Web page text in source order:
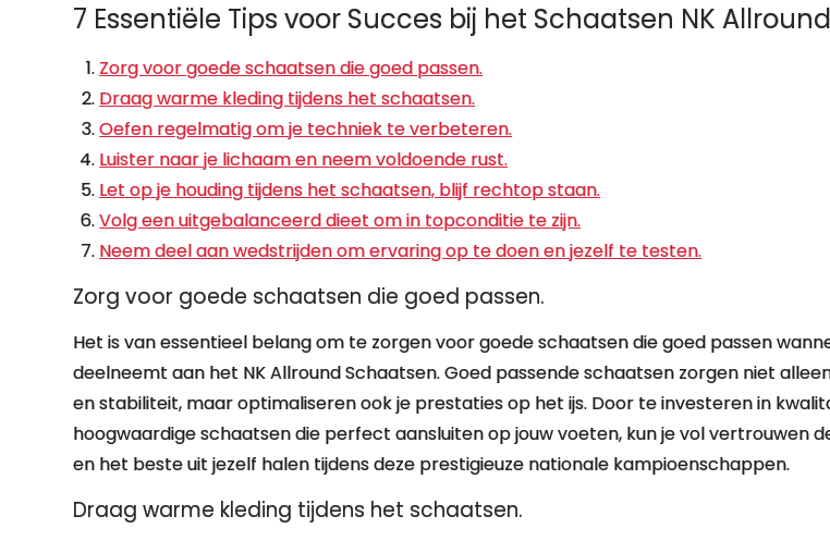
7 Essentiële Tips voor Succes bij het Schaatsen NK Allround
Zorg voor goede schaatsen die goed passen.
Draag warme kleding tijdens het schaatsen.
Oefen regelmatig om je techniek te verbeteren.
Luister naar je lichaam en neem voldoende rust.
Let op je houding tijdens het schaatsen, blijf rechtop staan.
Volg een uitgebalanceerd dieet om in topconditie te zijn.
Neem deel aan wedstrijden om ervaring op te doen en jezelf te testen.
Zorg voor goede schaatsen die goed passen.
Het is van essentieel belang om te zorgen voor goede schaatsen die goed passen
deelneemt aan het NK Allround Schaatsen. Goed passende schaatsen zorgen niet
en stabiliteit, maar optimaliseren ook je prestaties op het ijs. Door te investeren in
hoogwaardige schaatsen die perfect aansluiten op jouw voeten, kun je vol vertrouwen
en het beste uit jezelf halen tijdens deze prestigieuze nationale kampioenschappen.
Draag warme kleding tijdens het schaatsen.